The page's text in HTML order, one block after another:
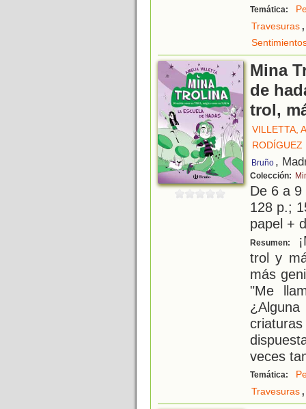
Temática:
Travesuras,
Mina
de
trol,
VILLETTA,
RODÍGUEZ
Bruño ,
Colección:
De 6 a
128 p.;
papel +
Resumen:
trol y
más
"Me
veces
Temática:
Travesuras,